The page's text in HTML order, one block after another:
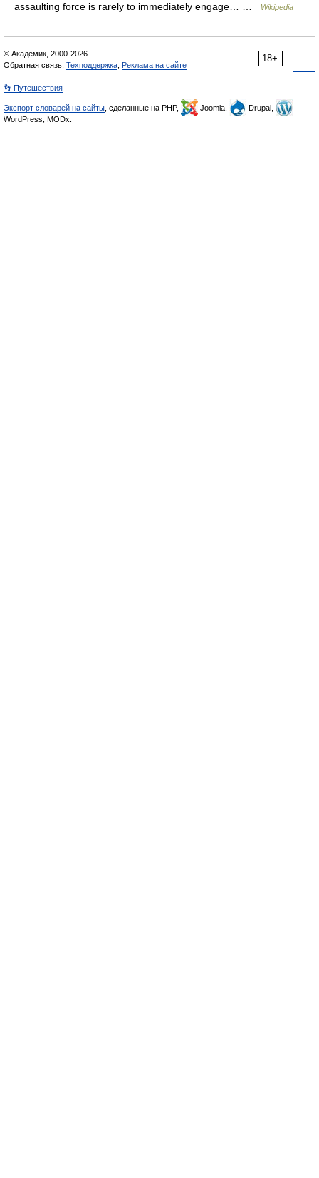
assaulting force is rarely to immediately engage… …
Wikipedia
18+
© Академик, 2000-2026
Обратная связь: Техподдержка Реклама на сайте
👣 Путешествия
Экспорт словарей на сайты , сделанные на PHP, Joomla,
Drupal,
WordPress, MODx.